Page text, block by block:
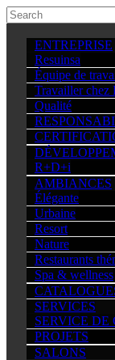
ENTREPRISE
Resuinsa
Équipe de
Travailler chez
Qualité
R+D+i
AMBIANCES
Élégante
Urbaine
Resort
Nature
Restaurants
Spa & wellness
SERVICES
SERVICE DE
PROJETS
SALONS